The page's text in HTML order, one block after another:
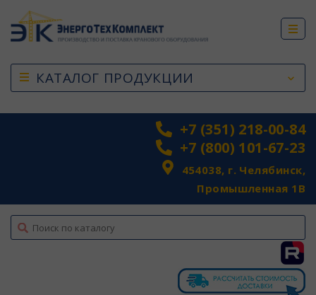
КАТАЛОГ ПРОДУКЦИИ
+7 (351) 218-00-84
+7 (800) 101-67-23
454038, г. Челябинск,
Промышленная 1В
top